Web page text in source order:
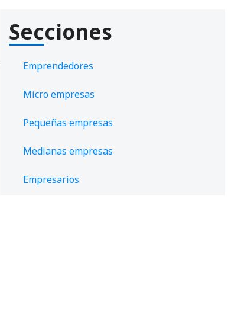
Secciones
Emprendedores
Micro empresas
Pequeñas empresas
Medianas empresas
Empresarios